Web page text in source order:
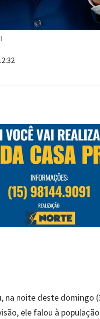
na noite deste domingo
ele falou à